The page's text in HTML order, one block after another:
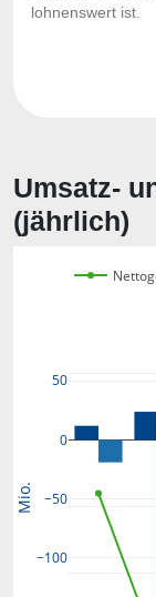
lohnenswert ist.
Umsatz-
(jährlich)
−100
−50
0
50
Mio.